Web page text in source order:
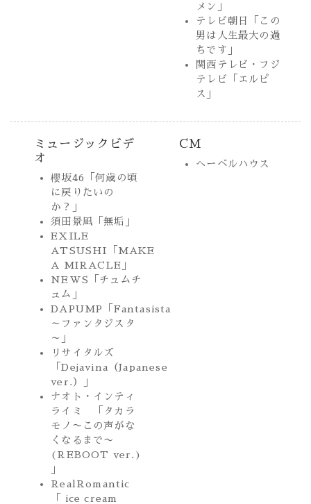
メン」
テレビ朝日「この
男は人生最大の過
ちです」
関西テレビ・フジ
テレビ「エルピ
ス」
ミュージックビデ
オ
櫻坂46「何歳の頃
に戻りたいの
か？」
須田景凪「無垢」
EXILE
ATSUSHI「MAKE
A MIRACLE」
NEWS「チュムチ
ュム」
DAPUMP「Fantasista
～ファンタジスタ
～」
リサイタルズ
「Dejavina（Japanese
ver.）」
ナオト・インティ
ライミ 「タカラ
モノ〜この声がな
くなるまで〜
(REBOOT ver.)
」
RealRomantic
「 ice cream
CM
へーベルハウス